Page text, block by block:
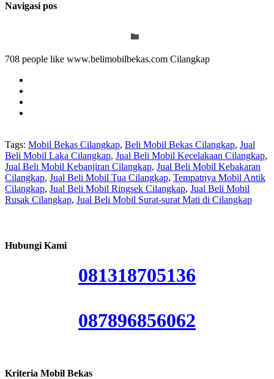
Navigasi pos
708 people like www.belimobilbekas.com Cilangkap
Tags: Mobil Bekas Cilangkap, Beli Mobil Bekas Cilangkap, Jual
Beli Mobil Laka Cilangkap, Jual Beli Mobil Kecelakaan Cilangkap,
Jual Beli Mobil Kebanjiran Cilangkap, Jual Beli Mobil Kebakaran
Cilangkap, Jual Beli Mobil Tua Cilangkap, Tempatnya Mobil Antik
Cilangkap, Jual Beli Mobil Ringsek Cilangkap, Jual Beli Mobil
Rusak Cilangkap, Jual Beli Mobil Surat-surat Mati di Cilangkap
Hubungi Kami
081318705136
087896856062
Kriteria Mobil Bekas